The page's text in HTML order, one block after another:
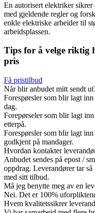
En autorisert elektriker
med gjeldende regler og
enkle elektriske arbeider til
arbeidsplassen.
Tips for å velge riktig
pris
Få pristilbud
Når blir anbudet mitt sendt
Forespørsler som blir lagt
dag.
Forepørseler som blir lagt
etterpå.
Forespørsler som blir lagt
godkjent på mandager.
Hvordan kontakter
Anbudet sendes på epost /
oppdrag. Leverandører tar
med sitt tilbud.
Må jeg benytte meg av en
Nei. Det er 100%
Hvem kvalitetssikrer